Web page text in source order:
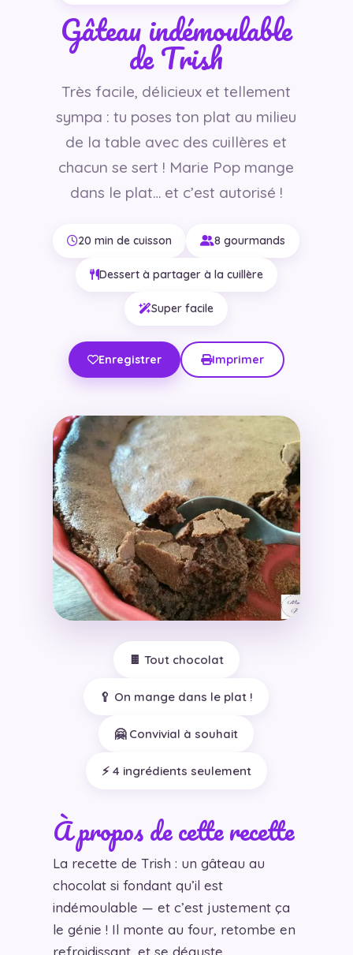
Gâteau indémoulable
de Trish
Très facile, délicieux et tellement
sympa : tu poses ton plat au milieu
de la table avec des cuillères et
chacun se sert ! Marie Pop mange
dans le plat… et c’est autorisé !
20 min de cuisson 8 gourmands
Dessert à partager à la cuillère
Super facile
Enregistrer Imprimer
🍫 Tout chocolat
🥄 On mange dans le plat !
🤗 Convivial à souhait
⚡ 4 ingrédients seulement
À propos de cette recette
La recette de Trish : un gâteau au
chocolat si fondant qu’il est
indémoulable — et c’est justement ça
le génie ! Il monte au four, retombe en
refroidissant, et se déguste